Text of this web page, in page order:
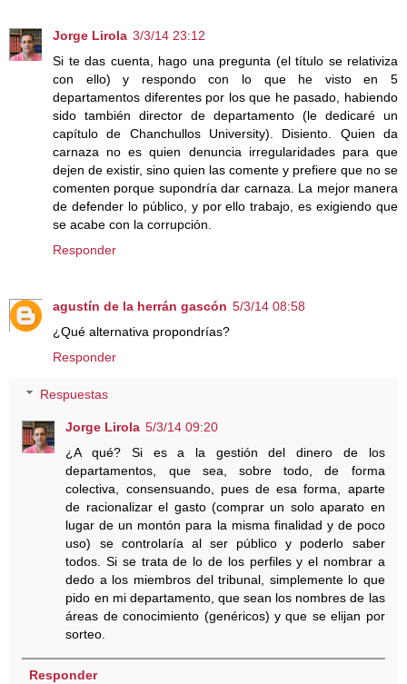
Jorge Lirola 3/3/14 23:12
Si te das cuenta, hago una pregunta (el título se relativiza
con ello) y respondo con lo que he visto en 5
departamentos diferentes por los que he pasado, habiendo
sido también director de departamento (le dedicaré un
capítulo de Chanchullos University). Disiento. Quien da
carnaza no es quien denuncia irregularidades para que
dejen de existir, sino quien las comente y prefiere que no se
comenten porque supondría dar carnaza. La mejor manera
de defender lo público, y por ello trabajo, es exigiendo que
se acabe con la corrupción.
Responder
agustín de la herrán gascón 5/3/14 08:58
¿Qué alternativa propondrías?
Responder
Respuestas
Jorge Lirola 5/3/14 09:20
¿A qué? Si es a la gestión del dinero de los
departamentos, que sea, sobre todo, de forma
colectiva, consensuando, pues de esa forma, aparte
de racionalizar el gasto (comprar un solo aparato en
lugar de un montón para la misma finalidad y de poco
uso) se controlaría al ser público y poderlo saber
todos. Si se trata de lo de los perfiles y el nombrar a
dedo a los miembros del tribunal, simplemente lo que
pido en mi departamento, que sean los nombres de las
áreas de conocimiento (genéricos) y que se elijan por
sorteo.
Responder